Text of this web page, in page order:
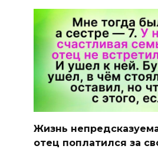
Жизнь
отец поплатился за